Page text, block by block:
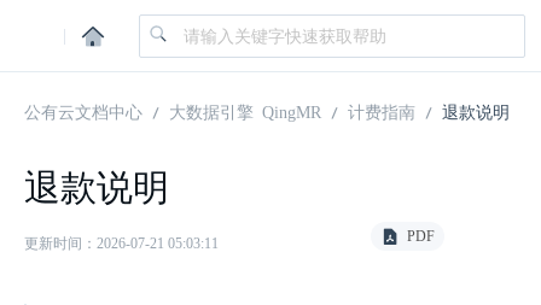
|
公有云文档中心 大数据引擎 QingMR 计费指南 退款说明
退款说明
更新时间：2026-07-21 05:03:11 PDF